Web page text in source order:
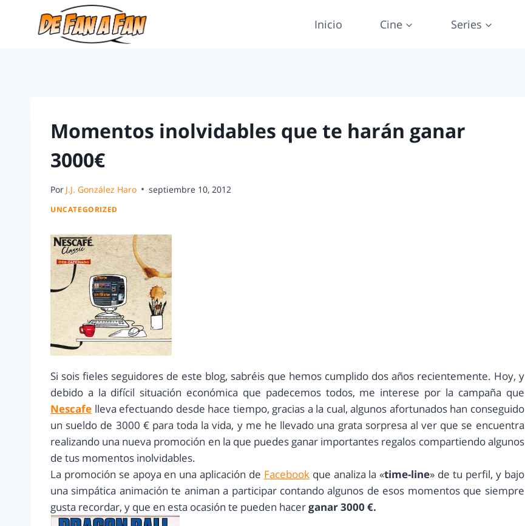
Inicio Cine Series
Momentos inolvidables que te harán ganar
3000€
Por J.J. González Haro septiembre 10, 2012
UNCATEGORIZED
Si sois fieles seguidores de este blog, sabréis que hemos cumplido dos años recientemente. Hoy, y
debido a la difícil situación económica que padecemos todos, me interese por la campaña que
Nescafe lleva efectuando desde hace tiempo, gracias a la cual, algunos afortunados han conseguido
un sueldo de 3000 € para toda la vida, y me he llevado una grata sorpresa al ver que se encuentra
realizando una nueva promoción en la que puedes ganar importantes regalos compartiendo algunos
de tus momentos inolvidables.
La promoción se apoya en una aplicación de Facebookque analiza la «time-line» de tu perfil, y bajo
una simpática animación te animan a participar contando algunos de esos momentos que siempre
gusta recordar, y que en esta ocasión te pueden hacerganar 3000 €.